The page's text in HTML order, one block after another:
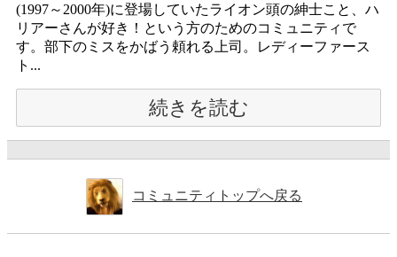
(1997～2000年)に登場していたライオン頭の紳士こと、ハ
リアーさんが好き！という方のためのコミュニティで
す。部下のミスをかばう頼れる上司。レディーファース
ト...
続きを読む
コミュニティトップへ戻る